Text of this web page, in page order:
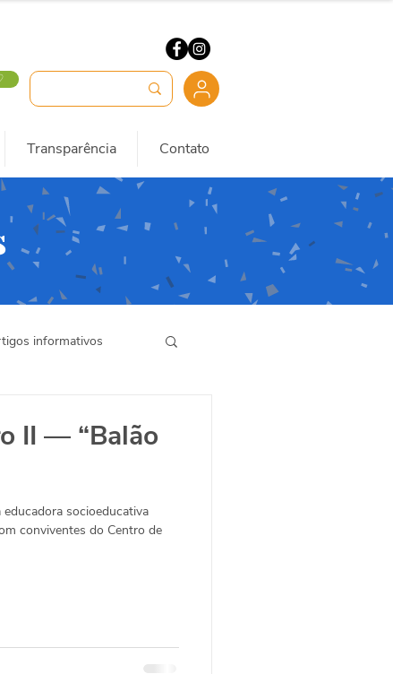
Transparência Contato
informativos
II — “Balão
educadora socioeducativa
conviventes do Centro de